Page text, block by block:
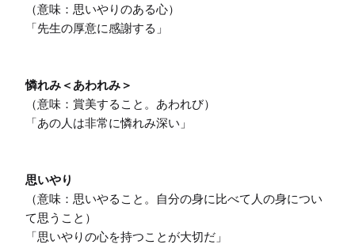
（意味：思いやりのある心）
「先生の厚意に感謝する」
憐れみ＜あわれみ＞
（意味：賞美すること。あわれび）
「あの人は非常に憐れみ深い」
思いやり
（意味：思いやること。自分の身に比べて人の身につい
て思うこと）
「思いやりの心を持つことが大切だ」